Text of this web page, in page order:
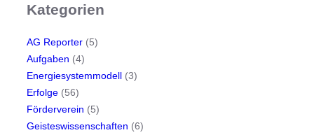
e
r
i
e
l
g
r
Kategorien
AG Reporter (5)
Aufgaben (4)
Energiesystemmodell (3)
Erfolge (56)
Förderverein (5)
Geisteswissenschaften (6)